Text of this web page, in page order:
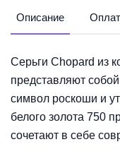
Описание
Серьги Chopard из
представляют
символ роскоши и
белого золота 750
сочетают в себе